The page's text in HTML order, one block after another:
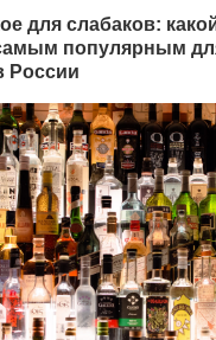
для слабаков:
популярным
России